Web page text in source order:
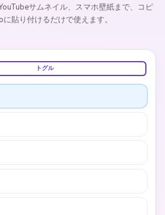
サムネイル、スマホ壁紙まで、コピ
貼り付けるだけで使えます。
トグル